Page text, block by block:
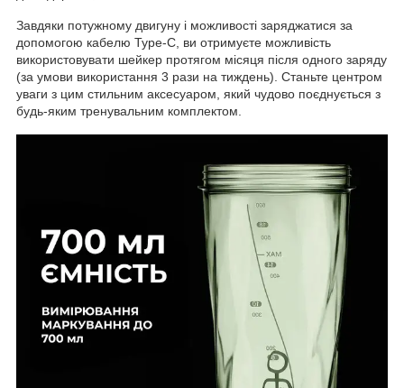
Завдяки потужному двигуну і можливості заряджатися за
допомогою кабелю Type-C, ви отримуєте можливість
використовувати шейкер протягом місяця після одного заряду
(за умови використання 3 рази на тиждень). Станьте центром
уваги з цим стильним аксесуаром, який чудово поєднується з
будь-яким тренувальним комплектом.